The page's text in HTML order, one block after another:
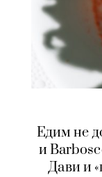
Едим не
и
Дави и